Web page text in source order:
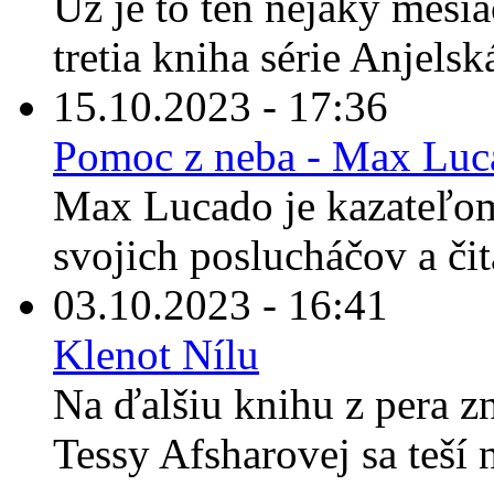
tretia kniha série
15.10.2023 - 17:36
Pomoc z neba - Max
Max Lucado je
svojich poslucháčov a
03.10.2023 - 16:41
Klenot Nílu
Na ďalšiu knihu z pera
Tessy Afsharovej sa teší